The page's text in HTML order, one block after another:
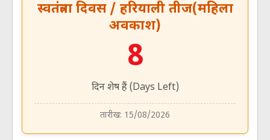
स्वतंत्रता दिवस / हरियाली तीज(महिला
अवकाश)
8
दिन शेष हैं (Days Left)
तारीख: 15/08/2026